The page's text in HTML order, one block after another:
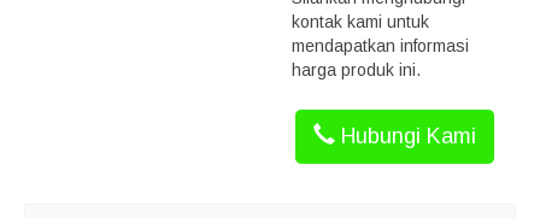
kontak kami untuk
mendapatkan informasi
harga produk ini.
Hubungi Kami